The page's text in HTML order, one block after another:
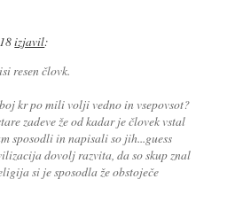
izjavil:
resen človk.
kr po mili volji vedno in vsepovsot?
zadeve že od kadar je človek vstal
sposodli in napisali so jih...guess
dovolj razvita, da so skup znal
si je sposodla že obstoječe